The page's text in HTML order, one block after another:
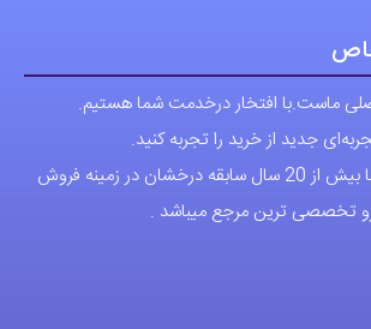
ماست.با افتخار درخدمت شما هستیم.
جدید از خرید را تجربه کنید.
فروشگاه اقای خاص با بیش از 20 سال سابقه درخشان در زمینه فروش
تخصصی ترین مرجع میباشد .